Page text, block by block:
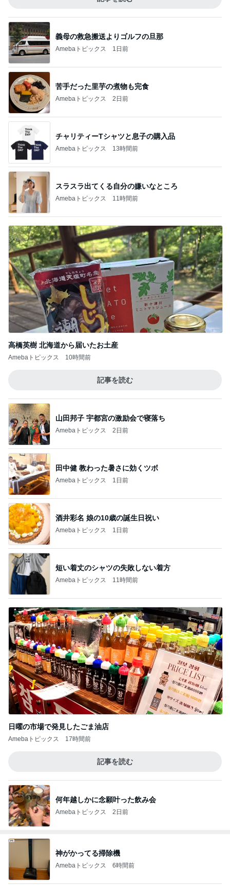
義母の救急搬送よりゴルフの旦那
Amebaトピックス 1日前
苦手だった里芋の煮物も完食
Amebaトピックス 2日前
チャリティーTシャツと息子の購入品
Amebaトピックス 13時間前
スラスラ出てくる自分の嫌いなところ
Amebaトピックス 11時間前
高橋英樹 北海道から届いたお土産
Amebaトピックス 10時間前
記事を読む
山田邦子 宇都宮の激励会で寝落ち
Amebaトピックス 2日前
田中健 教わった暑さに効くツボ
Amebaトピックス 1日前
酒井彩名 娘の10歳の誕生日祝い
Amebaトピックス 1日前
短い着丈のシャツの失敗しない着方
Amebaトピックス 11時間前
日曜の市場で発見したごま油店
Amebaトピックス 17時間前
記事を読む
何年越しかに念願叶った飲み会
Amebaトピックス 2日前
神がかってる掃除機
Amebaトピックス 6時間前